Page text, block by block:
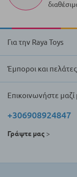
Για την Raya Toys
Έμποροι και πελάτες
Επικοινωνήστε μαζί
+306908924847
Γράψτε μας >